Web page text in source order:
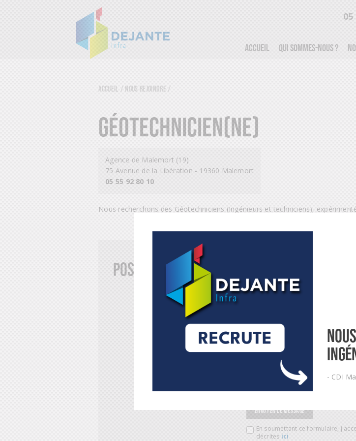
05
Accueil Qui Sommes-nous ?
Accueil / Nous rejoindre /
GÉOTECHNICIEN(NE)
Agence de Malemort (19)
75 Avenue de la Libération - 19360 Malemort
05 55 92 80 10
Nous recherchons des Géotechniciens (Ingénieurs et techniciens),
Postuler
ENVOYER LE MESSAGE
En soumettant ce formulaire,
décrites ici
- CDI